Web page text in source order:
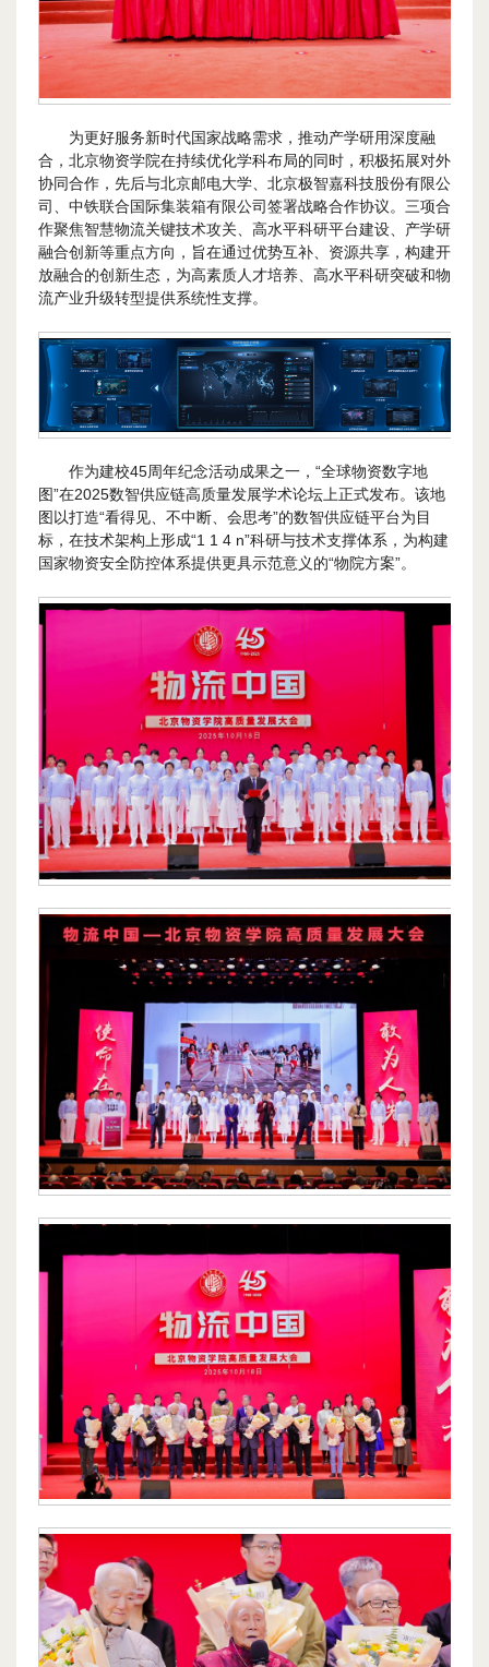
为更好服务新时代国家战略需求，推动产学研用深度融
合，北京物资学院在持续优化学科布局的同时，积极拓展对外
协同合作，先后与北京邮电大学、北京极智嘉科技股份有限公
司、中铁联合国际集装箱有限公司签署战略合作协议。三项合
作聚焦智慧物流关键技术攻关、高水平科研平台建设、产学研
融合创新等重点方向，旨在通过优势互补、资源共享，构建开
放融合的创新生态，为高素质人才培养、高水平科研突破和物
流产业升级转型提供系统性支撑。
作为建校45周年纪念活动成果之一，“全球物资数字地
图”在2025数智供应链高质量发展学术论坛上正式发布。该地
图以打造“看得见、不中断、会思考”的数智供应链平台为目
标，在技术架构上形成“1 1 4 n”科研与技术支撑体系，为构建
国家物资安全防控体系提供更具示范意义的“物院方案”。